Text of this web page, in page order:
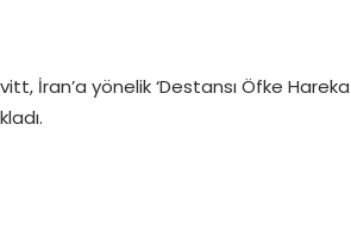
İran’a yönelik ‘Destansı Öfke